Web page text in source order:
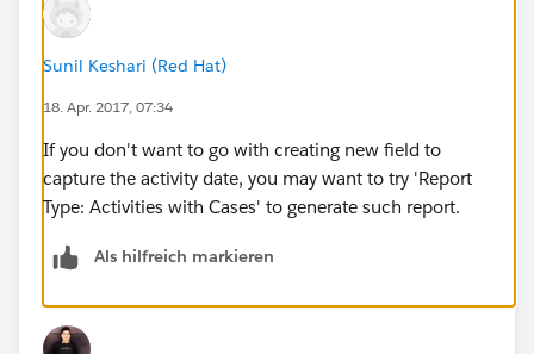
Sunil Keshari (Red Hat)
18. Apr. 2017, 07:34
If you don't want to go with creating new field to
capture the activity date, you may want to try 'Report
Type: Activities with Cases' to generate such report.
Als hilfreich markieren